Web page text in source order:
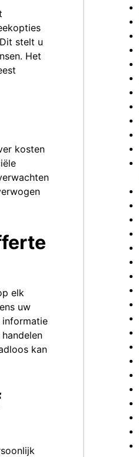
stelt u
Het
kosten
elk
uw
kan